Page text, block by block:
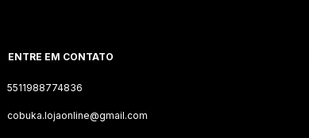
ENTRE EM CONTATO
5511988774836
cobuka.lojaonline@gmail.com